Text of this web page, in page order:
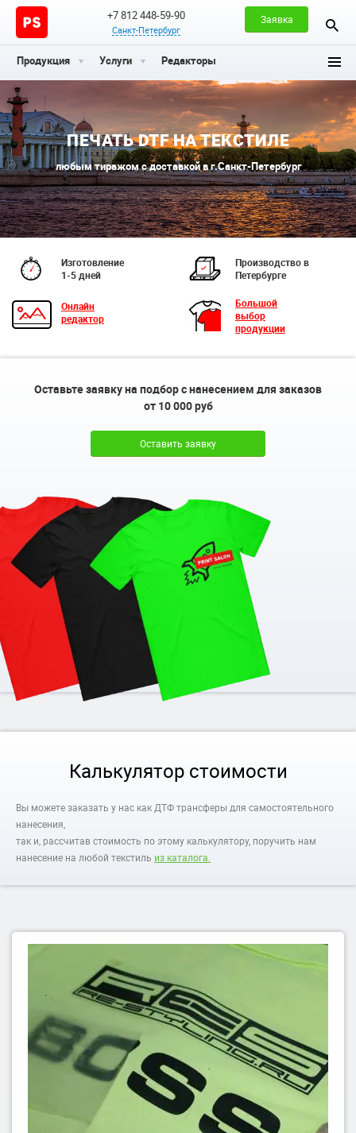
+7 812 448-59-90
Санкт-Петербург
Заявка
Продукция Услуги Редакторы
ПЕЧАТЬ DTF НА ТЕКСТИЛЕ
любым тиражом с доставкой в г.Санкт-Петербург
Изготовление
1-5 дней
Производство в
Петербурге
Онлайн
редактор
Большой
выбор
продукции
Оставьте заявку на подбор с нанесением для заказов
от 10 000 руб
Оставить заявку
Калькулятор стоимости
Вы можете заказать у нас как ДТФ трансферы для самостоятельного
нанесения,
так и, рассчитав стоимость по этому калькулятору, поручить нам
нанесение на любой текстиль из каталога.